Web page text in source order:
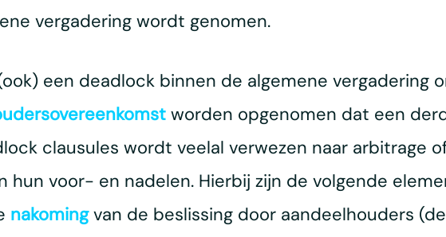
vergadering wordt genomen.
een deadlock binnen de algemene vergadering
worden opgenomen dat een
clausules wordt veelal verwezen naar arbitrage
hun voor- en nadelen. Hierbij zijn de volgende
nakomingvan de beslissing door aandeelhouders